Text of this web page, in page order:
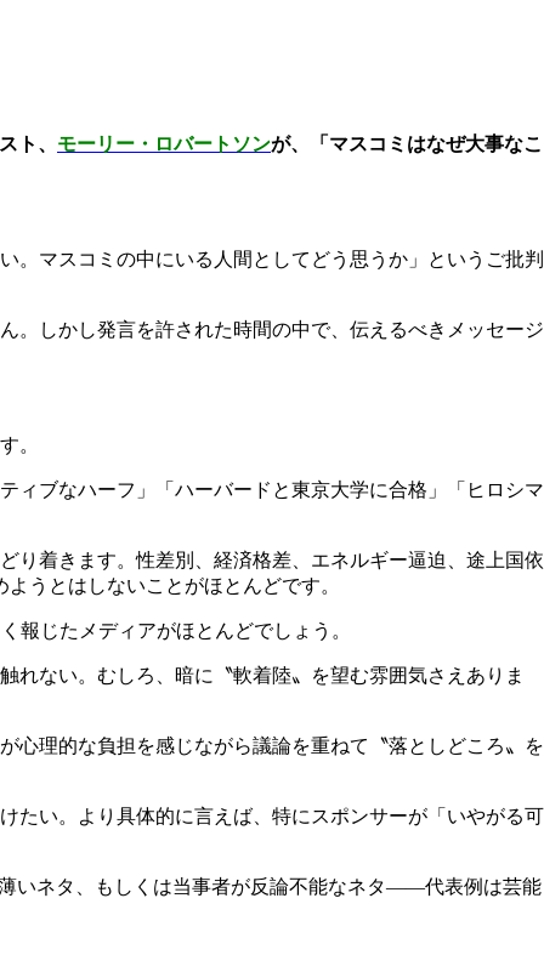
ト、 モーリー・ロバートソンが、「マスコミはなぜ大事なこ
。マスコミの中にいる人間としてどう思うか」というご批判
。しかし発言を許された時間の中で、伝えるべきメッセージ
。
ィブなハーフ」「ハーバードと東京大学に合格」「ヒロシマ
り着きます。性差別、経済格差、エネルギー逼迫、途上国依
うとはしないことがほとんどです。
報じたメディアがほとんどでしょう。
れない。むしろ、暗に〝軟着陸〟を望む雰囲気さえありま
心理的な負担を感じながら議論を重ねて〝落としどころ〟を
たい。より具体的に言えば、特にスポンサーが「いやがる可
いネタ、もしくは当事者が反論不能なネタ――代表例は芸能